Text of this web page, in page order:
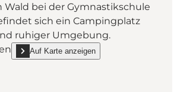
Wald bei der Gymnastikschule
sich ein Campingplatz
ruhiger Umgebung.
Boestofte"
Auf Karte anzeigen
show Shelter Boestofte on_map